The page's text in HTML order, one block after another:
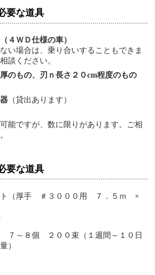
要な道具
４ＷＤ仕様の車）
い場合は、乗り合いすることもできま
談ください。
もの、刃ｎ長さ２０cm程度のもの
（貸出あります）
能ですが、数に限りがあります。ご相
要な道具
ト（厚手 ＃３０００用 ７．５ｍ ×
～８個 ２００束（１週間～１０日
量）